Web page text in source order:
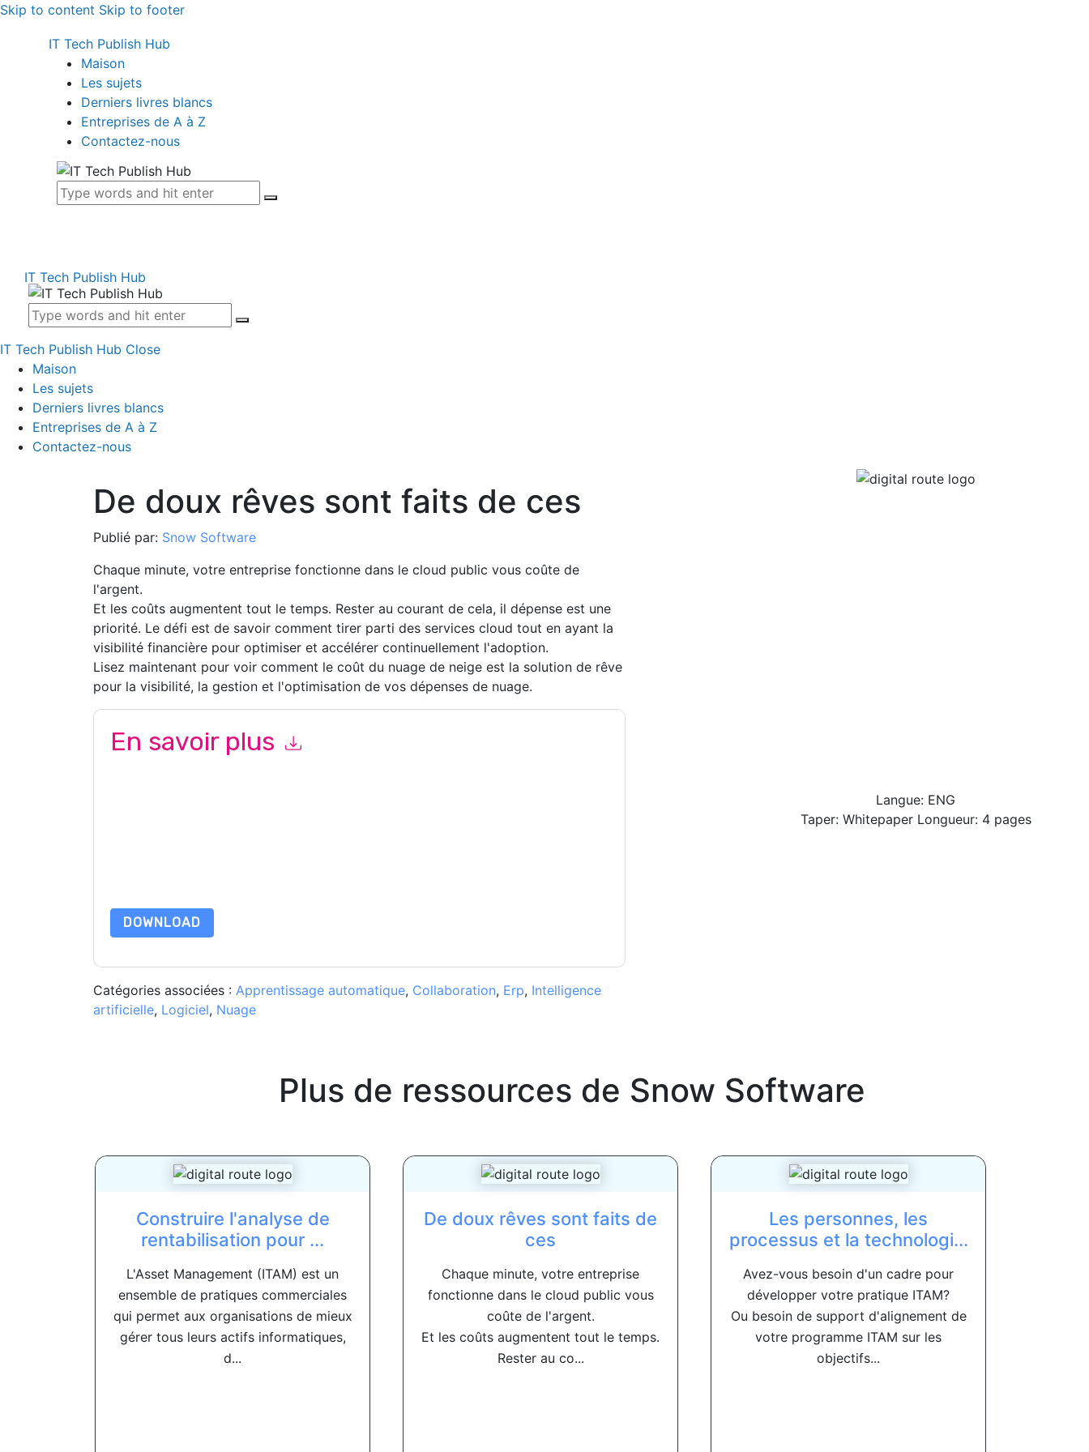
Skip to content Skip to footer
IT Tech Publish Hub
Maison
Les sujets
Derniers livres blancs
Entreprises de A à Z
Contactez-nous
IT Tech Publish Hub
IT Tech Publish Hub Close
Maison
Les sujets
Derniers livres blancs
Entreprises de A à Z
Contactez-nous
De doux rêves sont faits de ces
Publié par: Snow Software
Chaque minute, votre entreprise fonctionne dans le cloud public vous coûte de
l'argent.
Et les coûts augmentent tout le temps. Rester au courant de cela, il dépense est une
priorité. Le défi est de savoir comment tirer parti des services cloud tout en ayant la
visibilité financière pour optimiser et accélérer continuellement l'adoption.
Lisez maintenant pour voir comment le coût du nuage de neige est la solution de rêve
pour la visibilité, la gestion et l'optimisation de vos dépenses de nuage.
En savoir plus
DOWNLOAD
Catégories associées : Apprentissage automatique, Collaboration, Erp, Intelligence
artificielle, Logiciel, Nuage
Langue: ENG
Taper: Whitepaper Longueur: 4 pages
Plus de ressources de Snow Software
Construire l'analyse de
rentabilisation pour ...
L'Asset Management (ITAM) est un
ensemble de pratiques commerciales
qui permet aux organisations de mieux
gérer tous leurs actifs informatiques,
d...
De doux rêves sont faits de
ces
Chaque minute, votre entreprise
fonctionne dans le cloud public vous
coûte de l'argent.
Et les coûts augmentent tout le temps.
Rester au co...
Les personnes, les
processus et la technologi...
Avez-vous besoin d'un cadre pour
développer votre pratique ITAM?
Ou besoin de support d'alignement de
votre programme ITAM sur les
objectifs...